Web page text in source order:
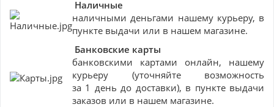
Наличные
наличными деньгами нашему курьеру, в
пункте выдачи или в нашем магазине.
Банковские карты
банковскими картами онлайн, нашему
курьеру (уточняйте возможность
за 1 день до доставки), в пункте выдачи
заказов или в нашем магазине.